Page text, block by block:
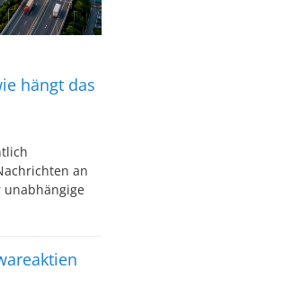
hängt das
an
unabhängige